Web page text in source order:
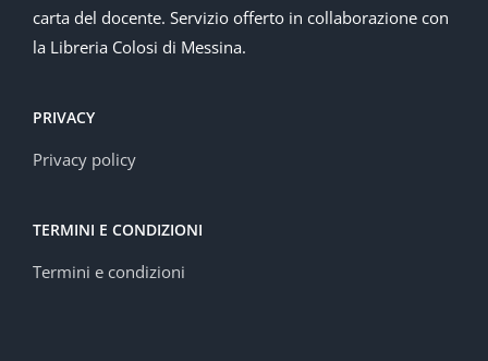
carta del docente. Servizio offerto in collaborazione con
la Libreria Colosi di Messina.
PRIVACY
Privacy policy
TERMINI E CONDIZIONI
Termini e condizioni